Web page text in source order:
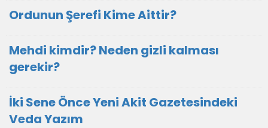
Ordunun Şerefi Kime Aittir?
Mehdi kimdir? Neden gizli kalması
gerekir?
İki Sene Önce Yeni Akit Gazetesindeki
Veda Yazım